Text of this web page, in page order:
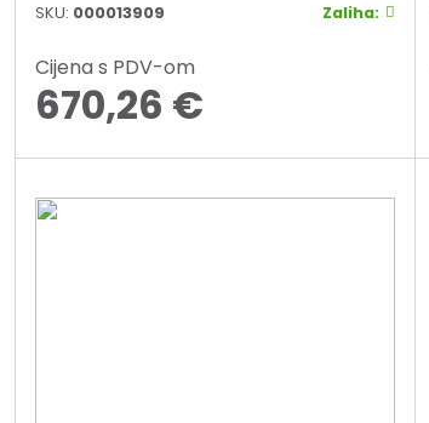
SKU: 000013909 Zaliha:
Cijena s PDV-om
670,26 €